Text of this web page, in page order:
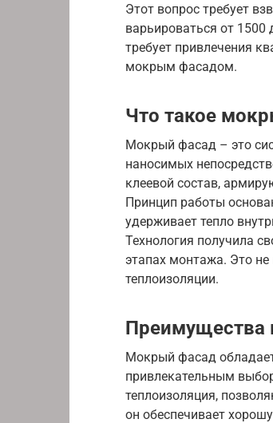
Этот вопрос требует
варьироваться от
требует привлечения
мокрым фасадом.
Что такое
Мокрый фасад – это
наносимых
клеевой состав,
Принцип работы
удерживает тепло
Технология получила
этапах монтажа. Это не
теплоизоляции.
Преимущества
Мокрый фасад
привлекательным
теплоизоляция,
он обеспечивает